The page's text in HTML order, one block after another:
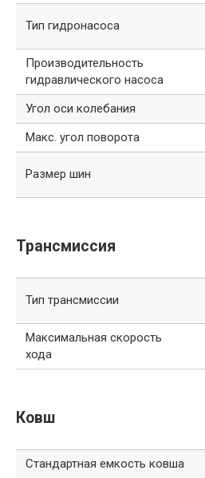
Тип гидронасоса
Производительность
гидравлического насоса
Угол оси колебания
Макс. угол поворота
Размер шин
Трансмиссия
Тип трансмиссии
Максимальная скорость
хода
Ковш
Стандартная емкость ковша